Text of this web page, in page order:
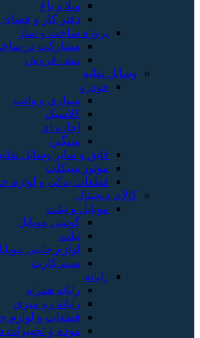
ویلا و باغ
دفتر کار و
پروژه ساخت و ساز
مشارکت در
پیش فروش
وسایل نقلیه
خودرو
سواری و وانت
کلاسیک
اجاره ای
سنگین
قایق و سایر وسایل
موتور سیکلت
قطعات یدکی و لوازم
کالای دیجیتال
موبایل و تبلت
گوشی موبایل
تبلت
لوازم جانبی
سیم کارت
رایانه
رایانه همراه
رایانه رو میزی
قطعات و لوازم
مودم و تجهیزات